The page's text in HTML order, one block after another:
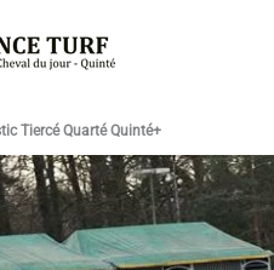
Tiercé Quarté Quinté+